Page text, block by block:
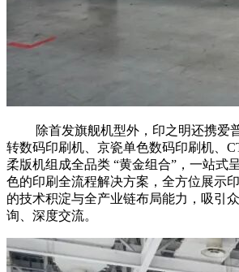
除首发旗舰机型外，印之明还携爱
转数码印刷机、京瓷单色数码印刷机、
柔版机组成全品类 “黄金组合”，一站式
色的印刷全流程解决方案，全方位展示
的技术积淀与全产业链布局能力，吸引
询、深度交流。